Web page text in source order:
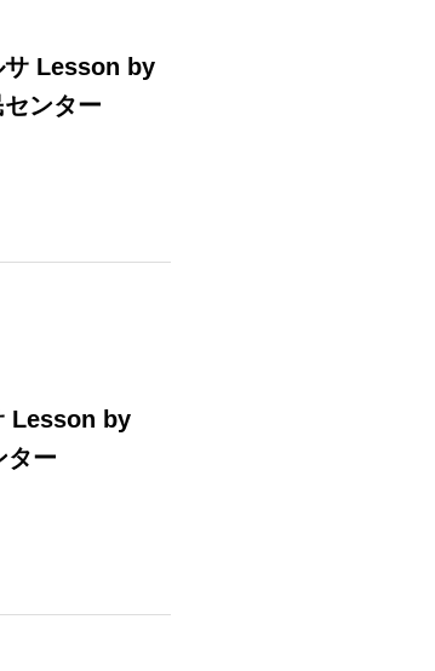
サ Lesson by
ンター
Lesson by
ター